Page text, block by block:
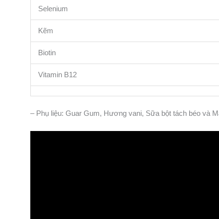
Selenium
Kẽm
Biotin
Vitamin B12
– Phụ liệu: Guar Gum, Hương vani, Sữa bột tách béo và